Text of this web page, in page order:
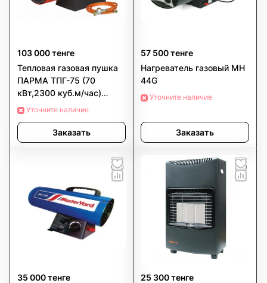
103 000 тенге
Тепловая газовая пушка
ПАРМА ТПГ-75 (70
кВт,2300 куб.м/час)
РОССИЯ
Уточните наличие
Заказать
57 500 тенге
Нагреватель газовый MH
44G
Уточните наличие
Заказать
35 000 тенге
25 300 тенге